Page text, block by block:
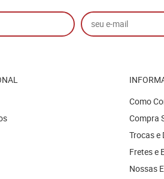
Como
Compra
Trocas e
Fretes e
Nossas